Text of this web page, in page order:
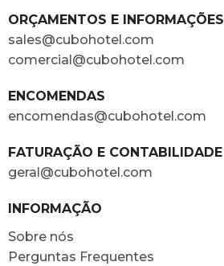
ORÇAMENTOS E INFORMAÇÕES
sales@cubohotel.com
comercial@cubohotel.com
ENCOMENDAS
encomendas@cubohotel.com
FATURAÇÃO E CONTABILIDADE
geral@cubohotel.com
INFORMAÇÃO
Sobre nós
Perguntas Frequentes